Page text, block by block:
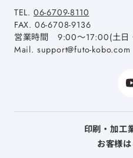
TEL. 06-6709-8110
FAX. 06-6708-9136
営業時間 9:00～17:00(土日
Mail. support@futo-kobo.com
印刷・加工
お客様